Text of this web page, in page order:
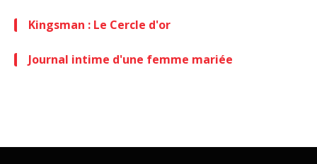
Kingsman : Le Cercle d'or
Journal intime d'une femme mariée